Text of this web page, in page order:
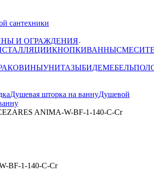
сантехники
И ОГРАЖДЕНИЯ
КНОПКИВАННЫ
УНИТАЗЫБИДЕМЕБЕЛЬ
Душевая шторка на ваннуДушевой
ANIMA-W-BF-1-140-C-Cr
BF-1-140-C-Cr